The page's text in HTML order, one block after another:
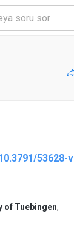
53628-v
of Tuebingen,